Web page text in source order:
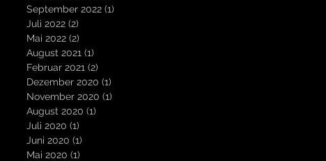
September 2022 (1)
Juli 2022 (2)
Mai 2022 (2)
August 2021 (1)
Februar 2021 (2)
Dezember 2020 (1)
November 2020 (1)
August 2020 (1)
Juli 2020 (1)
Juni 2020 (1)
Mai 2020 (1)